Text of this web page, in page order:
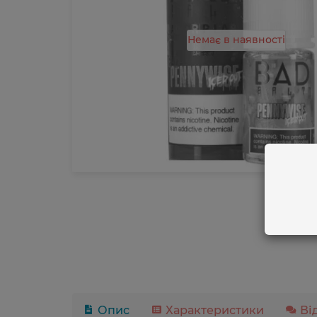
Немає в наявності
Опис Характеристики